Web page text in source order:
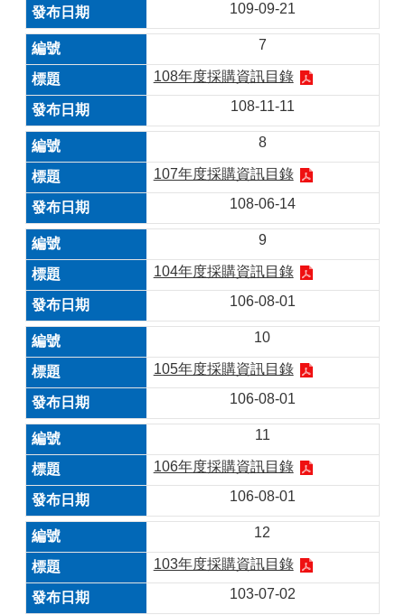
109-09-21
7
108年度採購資訊目錄
108-11-11
8
107年度採購資訊目錄
108-06-14
9
104年度採購資訊目錄
106-08-01
10
105年度採購資訊目錄
106-08-01
11
106年度採購資訊目錄
106-08-01
12
103年度採購資訊目錄
103-07-02